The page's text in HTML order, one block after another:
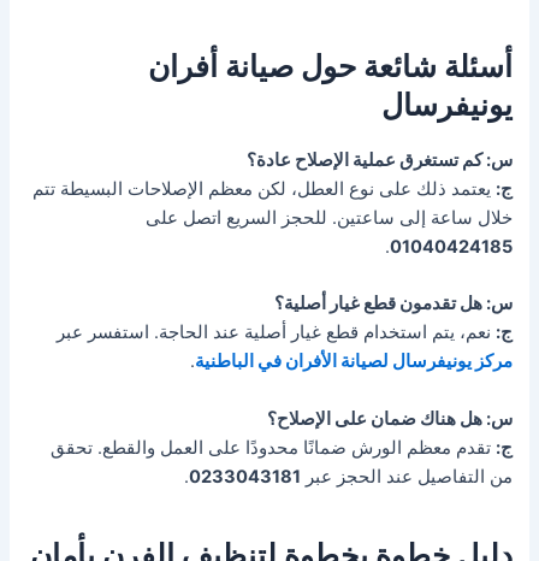
أسئلة شائعة حول صيانة أفران
يونيفرسال
س: كم تستغرق عملية الإصلاح عادة؟
ج: يعتمد ذلك على نوع العطل، لكن معظم الإصلاحات البسيطة تتم
خلال ساعة إلى ساعتين. للحجز السريع اتصل على
01040424185
.
س: هل تقدمون قطع غيار أصلية؟
ج: نعم، يتم استخدام قطع غيار أصلية عند الحاجة. استفسر عبر
مركز يونيفرسال لصيانة الأفران في الباطنية.
س: هل هناك ضمان على الإصلاح؟
ج: تقدم معظم الورش ضمانًا محدودًا على العمل والقطع. تحقق
من التفاصيل عند الحجز عبر 0233043181
.